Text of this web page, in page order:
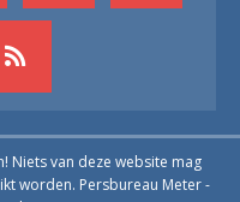
Niets van deze website mag
worden. Persbureau Meter -